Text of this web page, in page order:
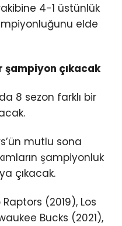
4-1 üstünlük
elde
şampiyon çıkacak
8 sezon farklı bir
mutlu sona
şampiyonluk
çıkacak.
(2019), Los
Bucks (2021),